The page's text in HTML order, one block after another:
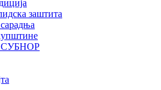
заштита
СУБНОР